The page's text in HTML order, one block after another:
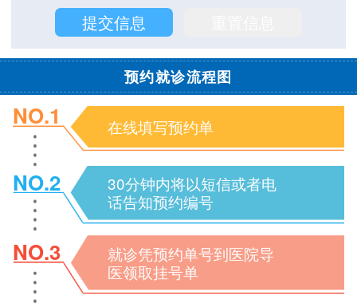
预约就诊流程图
NO.1 在线填写预约单
NO.2
30分钟内将以短信或者电
话告知预约编号
NO.3
就诊凭预约单号到医院导
医领取挂号单